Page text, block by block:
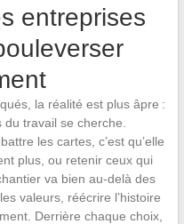
entreprises
la réalité est plus âpre :
travail se cherche.
les cartes, c’est qu’elle
plus, ou retenir ceux qui
va bien au-delà des
valeurs, réécrire l’histoire
Derrière chaque choix,